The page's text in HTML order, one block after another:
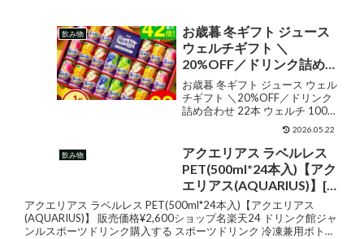
飲み物
お歳暮 冬ギフト ジュース
ウェルチギフト ＼
20%OFF／ドリンク詰め合
わせ 22本 ウェルチ 100％
果汁ギフトセット Welch’s
WS30T / 2025 御歳暮ジュ
ース 贈答品 飲み物 子供 ウ
ェルチジュース ファミリ
ー フルーツジュース ギフ
ト gws 送料無料 ギフト
お歳暮 冬ギフト ジュース ウェル
チギフト ＼20%OFF／ドリンク
詰め合わせ 22本 ウェルチ 100％
果汁ギフトセット Welch's
WS30T / 2025 御歳暮ジュース
贈答品 飲み物 子供 ウェルチジュ
ース ファミリー フル...
2026.05.22
飲み物
アクエリアス ラベルレス
PET(500ml*24本入)【アク
エリアス(AQUARIUS)】[ス
ポーツドリンク 冷凍兼用
ボトル]
アクエリアス ラベルレス PET(500ml*24本入)【アクエリアス
(AQUARIUS)】 販売価格¥2,600ショップ名楽天24 ドリンク館ジャ
ンルスポーツドリンク購入する スポーツドリンク 冷凍兼用ボトル